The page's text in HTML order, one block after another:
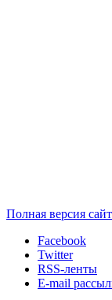
Полная версия
Facebook
Twitter
RSS-ленты
E-mail